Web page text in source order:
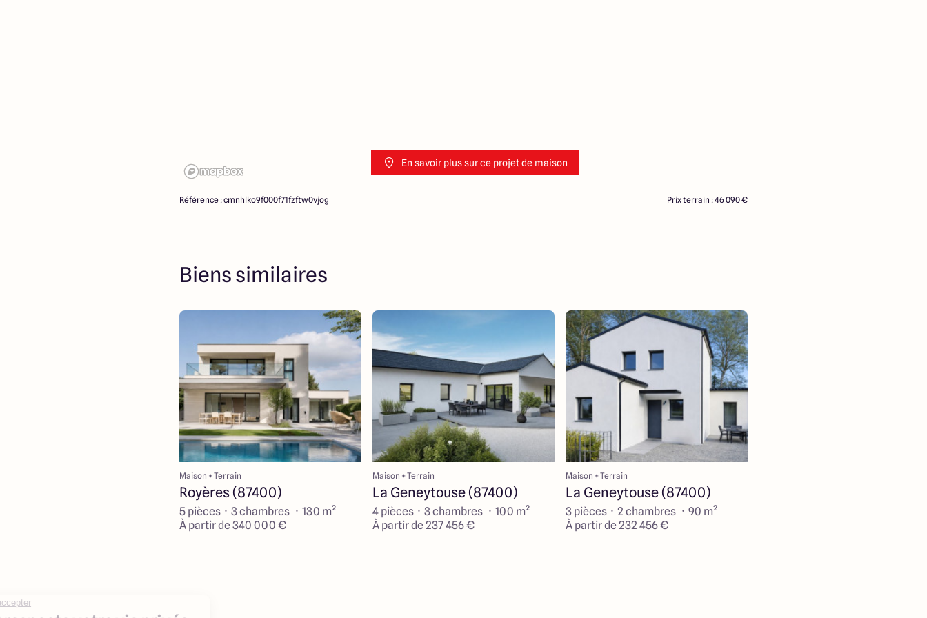
En savoir plus sur ce projet de maison
Référence : cmnhlko9f000f71fzftw0vjog Prix terrain : 46 090 €
Biens similaires
Maison + Terrain
Royères (87400)
5 pièces · 3 chambres · 130 m²
À partir de 340 000 €
Maison + Terrain
La Geneytouse (87400)
4 pièces · 3 chambres · 100 m²
À partir de 237 456 €
Maison + Terrain
La Geneytouse (87400)
3 pièces · 2 chambres · 90 m²
À partir de 232 456 €